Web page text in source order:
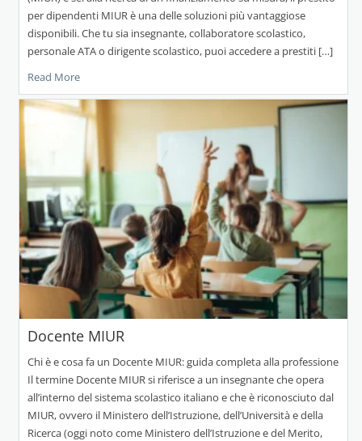
per dipendenti MIUR è una delle soluzioni più vantaggiose
disponibili. Che tu sia insegnante, collaboratore scolastico,
personale ATA o dirigente scolastico, puoi accedere a prestiti […]
Read More
Docente MIUR
Chi è e cosa fa un Docente MIUR: guida completa alla professione
Il termine Docente MIUR si riferisce a un insegnante che opera
all’interno del sistema scolastico italiano e che è riconosciuto dal
MIUR, ovvero il Ministero dell’Istruzione, dell’Università e della
Ricerca (oggi noto come Ministero dell’Istruzione e del Merito,